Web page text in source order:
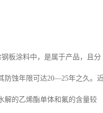
板涂料中，是属于产品，且分
防蚀年限可达20—25年之久。
解的乙烯酯单体和氟的含量较